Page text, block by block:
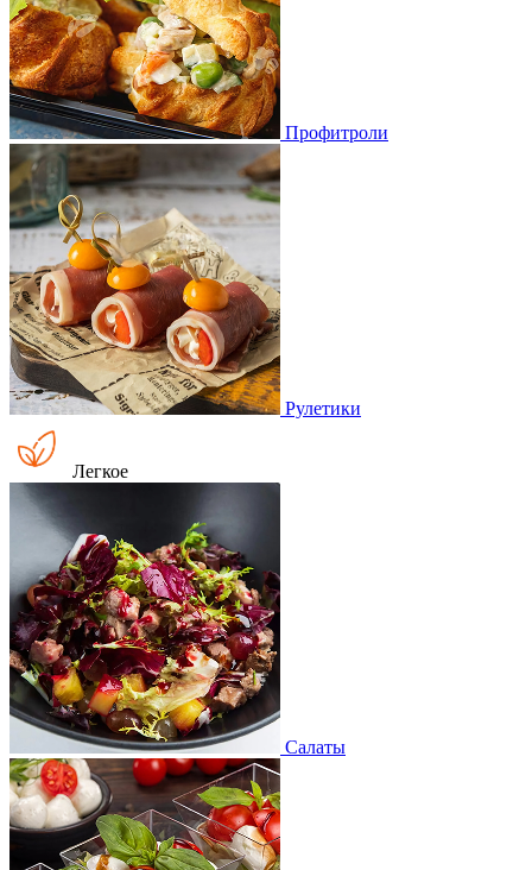
Профитроли
Рулетики
Легкое
Салаты